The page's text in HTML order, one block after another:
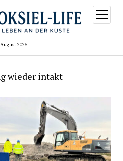
2026
Menü
öffnen
wieder intakt